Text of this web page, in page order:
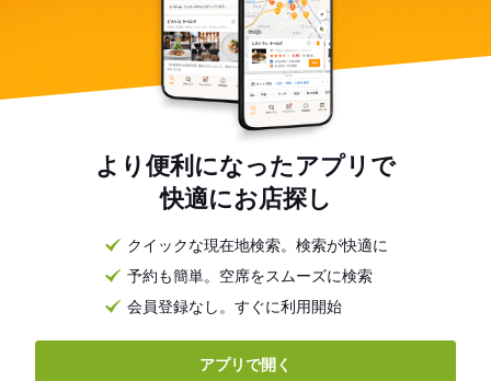
より便利になったアプリで
快適にお店探し
クイックな現在地検索。検索が快適に
予約も簡単。空席をスムーズに検索
会員登録なし。すぐに利用開始
アプリで開く